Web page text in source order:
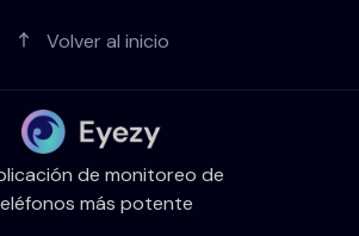
Volver al inicio
de monitoreo de
más potente